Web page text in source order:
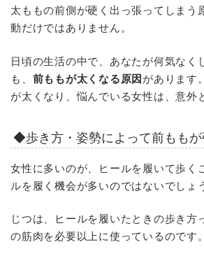
太ももの前側が硬く出っ張ってしまう
動だけではありません。
日頃の生活の中で、あなたが何気なく
も、 前ももが太くなる原因 があります
が太くなり、悩んでいる女性は、意外
◆歩き方・姿勢によって前ももが
女性に多いのが、ヒールを履いて歩く
ルを履く機会が多いのではないでしょ
じつは、ヒールを履いたときの歩き方
の筋肉を必要以上に使っているのです。